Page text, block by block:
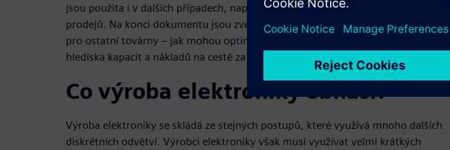
jsou použita i v dalších případech, například při vyhodnocování a odhadování
prodejů. Na konci dokumentu jsou zveřejněny výsledky, které ukazují potenciál
pro ostatní továrny – jak mohou optimalizovat své procesy a simulovat výrobu z
hlediska kapacit a nákladů na cestě za digitalizací.
Co výroba elektroniky obnáší?
Výroba elektroniky se skládá ze stejných postupů, které využívá mnoho dalších
diskrétních odvětví. Výrobci elektroniky však musí využívat velmi krátkých